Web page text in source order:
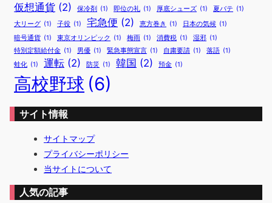
仮想通貨 (2) 保冷剤 (1) 即位の礼 (1) 厚底シューズ (1) 夏バテ (1)
大リーグ (1) 子役 (1) 宅急便 (2) 恵方巻き (1) 日本の気候 (1)
暗号通貨 (1) 東京オリンピック (1) 梅雨 (1) 消費税 (1) 湿邪 (1)
特別定額給付金 (1) 男優 (1) 緊急事態宣言 (1) 自粛要請 (1) 落語 (1)
蛙化 (1) 運転 (2) 防災 (1) 韓国 (2) 預金 (1)
高校野球 (6)
サイト情報
サイトマップ
プライバシーポリシー
当サイトについて
人気の記事